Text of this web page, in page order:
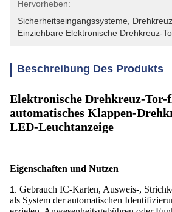
Hervorheben:
Sicherheitseingangssysteme
Einziehbare Elektronische Drehkreuz-
Beschreibung Des Produkts
Elektronische Drehkreuz-Tor-
automatisches Klappen-
LED-Leuchtanzeige
Eigenschaften und Nutzen
1. Gebrauch IC-Karten, Ausweis-,
als System der automatischen